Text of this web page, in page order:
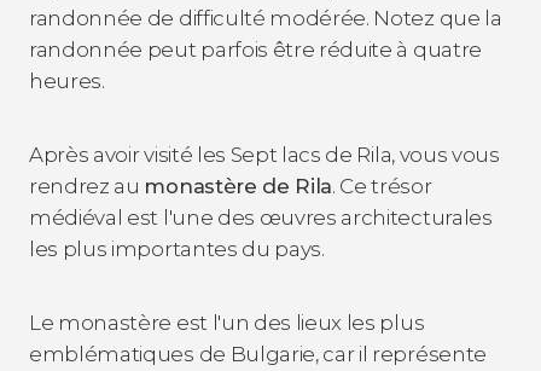
randonnée de difficulté modérée. Notez que la
randonnée peut parfois être réduite à quatre
heures.
Après avoir visité les Sept lacs de Rila, vous vous
rendrez au monastère de Rila. Ce trésor
médiéval est l'une des œuvres architecturales
les plus importantes du pays.
Le monastère est l'un des lieux les plus
emblématiques de Bulgarie, car il représente